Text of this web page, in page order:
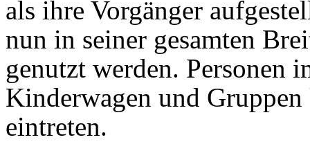
als ihre Vorgänger
nun in seiner gesamten
genutzt werden. Personen
Kinderwagen und
eintreten.